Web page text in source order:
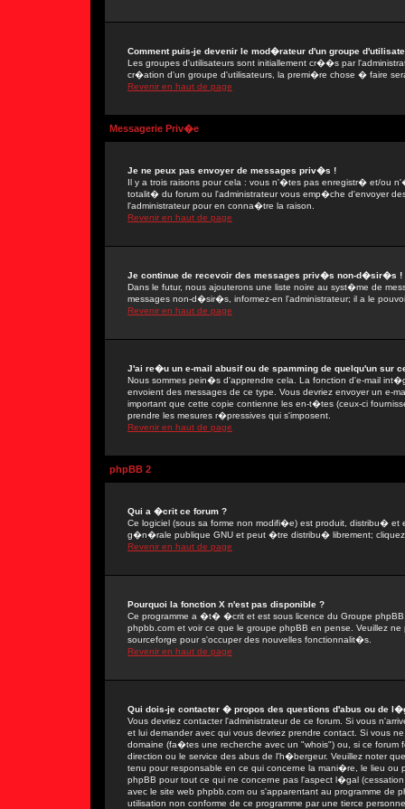
Comment puis-je devenir le mod�rateur d'un groupe
Les groupes d'utilisateurs sont initiallement cr��s par
cr�ation d'un groupe d'utilisateurs, la premi�re chose � faire
Revenir en haut de page
Messagerie Priv�e
Je ne peux pas envoyer de messages priv�s !
Il y a trois raisons pour cela : vous n'�tes pas enregistr� et/ou
totalit� du forum ou l'administrateur vous emp�che d'envoyer
l'administrateur pour en conna�tre la raison.
Revenir en haut de page
Je continue de recevoir des messages priv�s non-d�sir�s !
Dans le futur, nous ajouterons une liste noire au syst�me de
messages non-d�sir�s, informez-en l'administrateur; il a le
Revenir en haut de page
J'ai re�u un e-mail abusif ou de spamming de quelqu'un sur
Nous sommes pein�s d'apprendre cela. La fonction d'e-mail
envoient des messages de ce type. Vous devriez envoyer un e-
important que cette copie contienne les en-t�tes (ceux-ci
prendre les mesures r�pressives qui s'imposent.
Revenir en haut de page
phpBB 2
Qui a �crit ce forum ?
Ce logiciel (sous sa forme non modifi�e) est produit, distribu� et
g�n�rale publique GNU et peut �tre distribu� librement;
Revenir en haut de page
Pourquoi la fonction X n'est pas disponible ?
Ce programme a �t� �crit et est sous licence du Groupe
phpbb.com et voir ce que le groupe phpBB en pense. Veuillez
sourceforge pour s'occuper des nouvelles fonctionnalit�s.
Revenir en haut de page
Qui dois-je contacter � propos des questions d'abus ou de
Vous devriez contacter l'administrateur de ce forum. Si vous
et lui demander avec qui vous devriez prendre contact. Si vous
domaine (fa�tes une recherche avec un "whois") ou, si ce
direction ou le service des abus de l'h�bergeur. Veuillez noter
tenu pour responsable en ce qui concerne la mani�re, le lieu
phpBB pour tout ce qui ne concerne pas l'aspect l�gal
avec le site web phpbb.com ou s'apparentant au programme de
utilisation non conforme de ce programme par une tierce